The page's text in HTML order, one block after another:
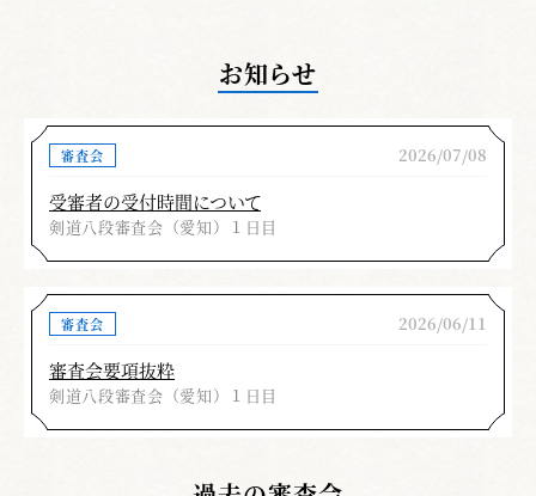
お知らせ
審査会 2026/07/08
受審者の受付時間について
剣道八段審査会（愛知）１日目
審査会 2026/06/11
審査会要項抜粋
剣道八段審査会（愛知）１日目